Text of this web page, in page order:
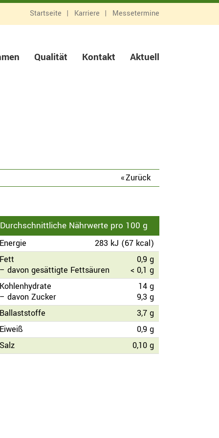
Startseite Karriere Messetermine
Qualität Kontakt Aktuell
Zurück
Durchschnittliche Nährwerte pro 100 g
283 kJ (67 kcal)
davon gesättigte Fettsäuren
0,9 g
< 0,1 g
davon Zucker
14 g
9,3 g
3,7 g
0,9 g
0,10 g